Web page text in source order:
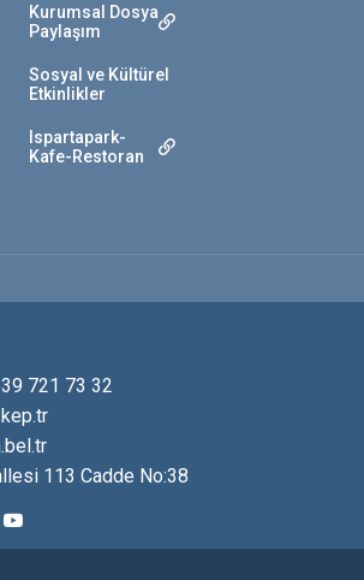
Kurumsal Dosya
Paylaşım
Sosyal ve Kültürel
Etkinlikler
Ispartapark-
Kafe-Restoran
721 73 32
113 Cadde No:38